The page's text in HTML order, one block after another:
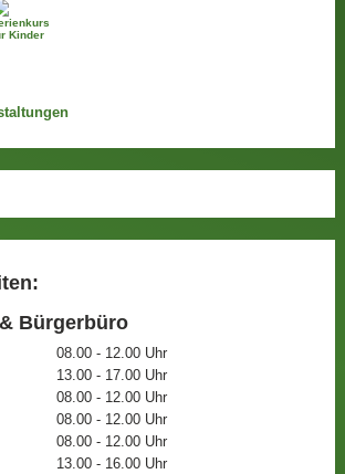
Bürgerbüro
08.00 - 12.00 Uhr
13.00 - 17.00 Uhr
08.00 - 12.00 Uhr
08.00 - 12.00 Uhr
08.00 - 12.00 Uhr
13.00 - 16.00 Uhr